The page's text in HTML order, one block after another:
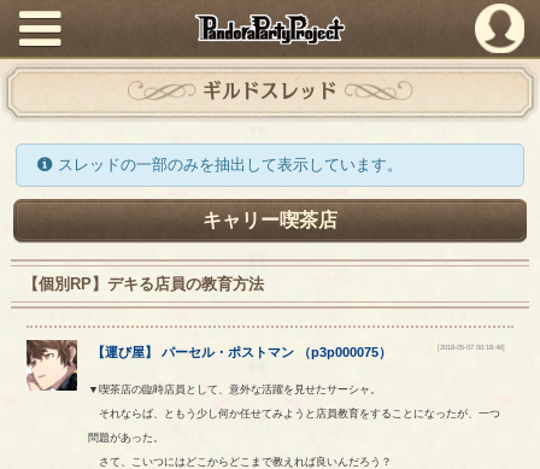
PandoraPartyProject
ギルドスレッド
スレッドの一部のみを抽出して表示しています。
キャリー喫茶店
【個別RP】デキる店員の教育方法
【運び屋】パーセル・ ポストマン （p3p000075） [2018-05-07 00:18:46]
▼喫茶店の臨時店員として、意外な活躍を見せたサーシャ。
それならば、ともう少し何か任せてみようと店員教育をすることになったが、一つ
問題があった。
さて、こいつにはどこからどこまで教えれば良いんだろう？